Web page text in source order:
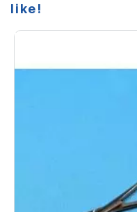
like!